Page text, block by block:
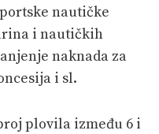
nautičke
i nautičkih
naknada za
i sl.
plovila između 6 i